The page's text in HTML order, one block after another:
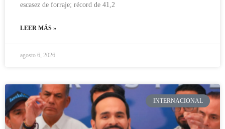
escasez de forraje; récord de 41,2
LEER MÁS »
agosto 6, 2026
INTERNACIONAL